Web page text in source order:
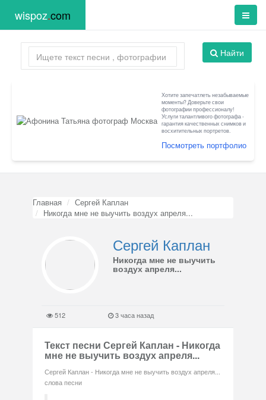
wispoz.com
Найти
Хотите запечатлеть незабываемые
моменты? Доверьте свои
фотографии профессионалу!
Услуги талантливого фотографа -
гарантия качественных снимков и
восхитительных портретов.
Посмотреть портфолио
Главная
Сергей Каплан
Никогда мне не выучить воздух апреля...
Сергей Каплан
Никогда мне не выучить
воздух апреля...
512 3 часа назад
Текст песни Сергей Каплан - Никогда
мне не выучить воздух апреля...
Сергей Каплан - Никогда мне не выучить воздух апреля...
слова песни